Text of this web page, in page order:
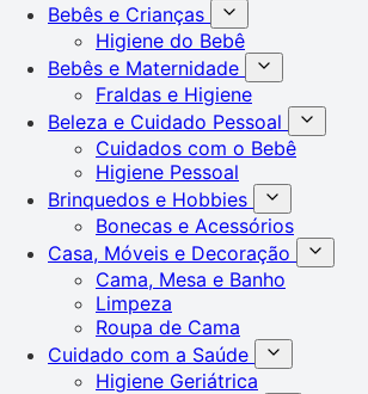
Bebês e Crianças
Higiene do Bebê
Bebês e Maternidade
Fraldas e Higiene
Beleza e Cuidado Pessoal
Cuidados com o Bebê
Higiene Pessoal
Brinquedos e Hobbies
Bonecas e Acessórios
Casa, Móveis e Decoração
Cama, Mesa e Banho
Limpeza
Roupa de Cama
Cuidado com a Saúde
Higiene Geriátrica